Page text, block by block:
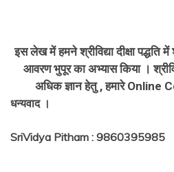
इस लेख में हमने श्रीविद्या दीक्षा पद्धति
आवरण भुपूर का अभ्यास किया ।
अधिक ज्ञान हेतु , हमारे
धन्यवाद ।
SriVidya Pitham : 9860395985